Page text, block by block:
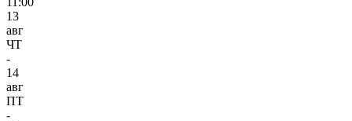
13
авг
ЧТ
-
14
авг
ПТ
-